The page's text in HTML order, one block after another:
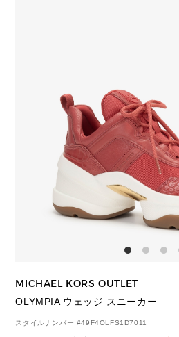
MICHAEL KORS OUTLET
OLYMPIA ウェッジ スニーカー
スタイルナンバー #49F4OLFS1D7011